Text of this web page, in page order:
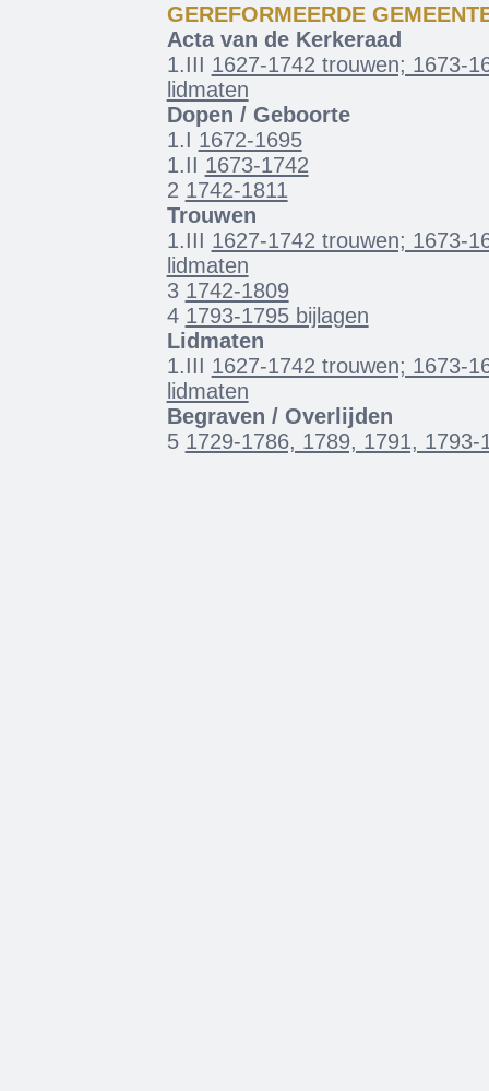
GEREFORMEERDE
Acta van de Kerkeraad
1.III 1627-1742 trouwen; 1673-
lidmaten
Dopen / Geboorte
1.I 1672-1695
1.II 1673-1742
2 1742-1811
Trouwen
1.III 1627-1742 trouwen; 1673-
lidmaten
3 1742-1809
4 1793-1795 bijlagen
Lidmaten
1.III 1627-1742 trouwen; 1673-
lidmaten
Begraven / Overlijden
5 1729-1786, 1789, 1791, 1793-